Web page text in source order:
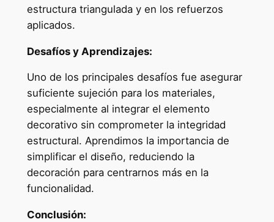
estructura triangulada y en los refuerzos
aplicados.
Desafíos y Aprendizajes:
Uno de los principales desafíos fue asegurar
suficiente sujeción para los materiales,
especialmente al integrar el elemento
decorativo sin comprometer la integridad
estructural. Aprendimos la importancia de
simplificar el diseño, reduciendo la
decoración para centrarnos más en la
funcionalidad.
Conclusión: